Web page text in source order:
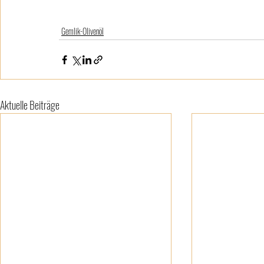
Gemlik-Olivenöl
Aktuelle Beiträge